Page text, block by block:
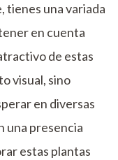
tienes una variada
en cuenta
de estas
visual, sino
en diversas
una presencia
estas plantas